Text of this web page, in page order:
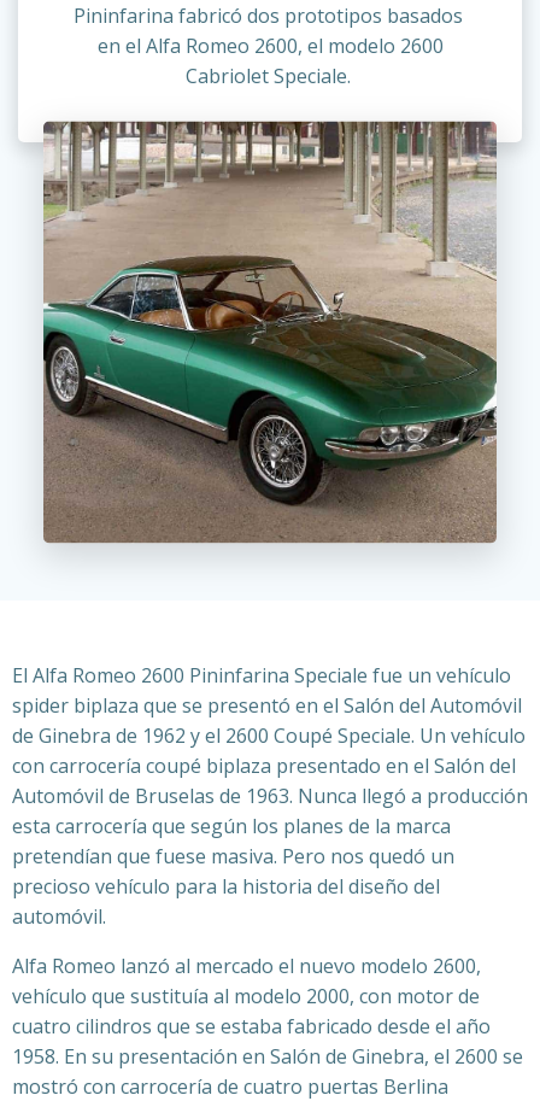
Pininfarina fabricó dos prototipos basados ​​
en el Alfa Romeo 2600, el modelo 2600
Cabriolet Speciale.
El Alfa Romeo 2600 Pininfarina Speciale fue un vehículo
spider biplaza que se presentó en el Salón del Automóvil
de Ginebra de 1962 y el 2600 Coupé Speciale. Un vehículo
con carrocería coupé biplaza presentado en el Salón del
Automóvil de Bruselas de 1963. Nunca llegó a producción
esta carrocería que según los planes de la marca
pretendían que fuese masiva. Pero nos quedó un
precioso vehículo para la historia del diseño del
automóvil.
Alfa Romeo lanzó al mercado el nuevo modelo 2600,
vehículo que sustituía al modelo 2000, con motor de
cuatro cilindros que se estaba fabricado desde el año
1958. En su presentación en Salón de Ginebra, el 2600 se
mostró con carrocería de cuatro puertas Berlina